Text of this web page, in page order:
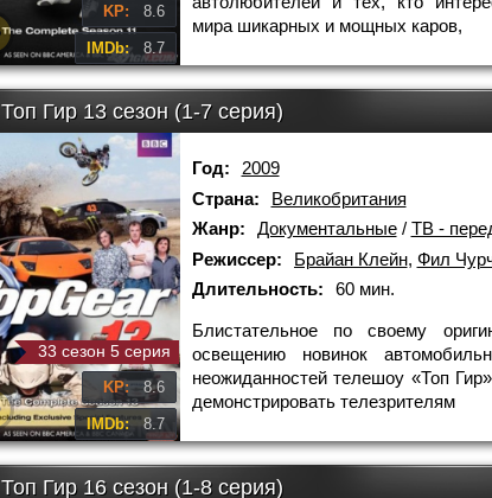
KP: 8.6
IMDb: 8.7
мира шикарных и мощных каров,
Топ Гир 13 сезон (1-7 серия)
33 сезон 5 серия
KP: 8.6
IMDb: 8.7
Год:
2009
Страна:
Великобритания
Жанр:
Документальные/ ТВ -
Режиссер:
Брайан Клейн, Фил
Длительность:
60 мин.
Блистательное по своему
освещению новинок
неожиданностей телешоу «Топ
демонстрировать телезрителям
Топ Гир 16 сезон (1-8 серия)